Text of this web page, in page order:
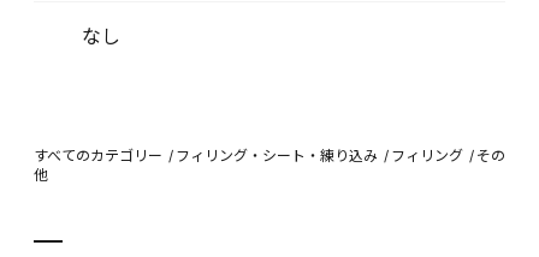
なし
すべてのカテゴリー フィリング・シート・練り込み フィリング
その
他